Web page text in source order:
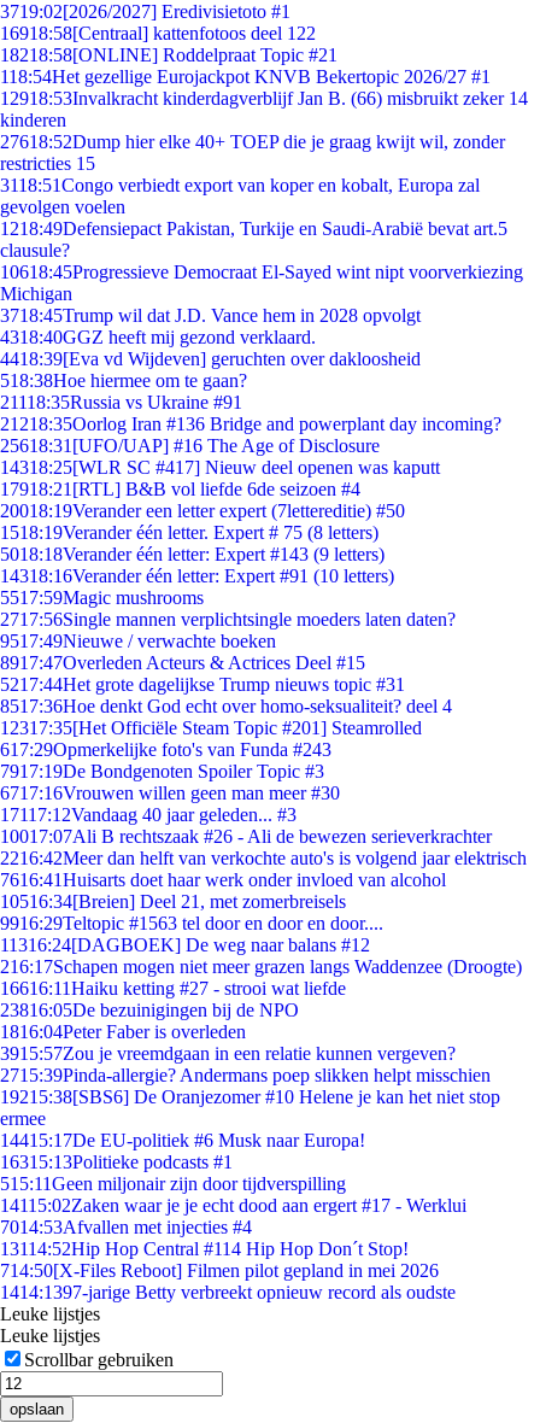
3719:02[2026/2027] Eredivisietoto #1
16918:58[Centraal] kattenfotoos deel 122
18218:58[ONLINE] Roddelpraat Topic #21
118:54Het gezellige Eurojackpot KNVB Bekertopic 2026/27 #1
12918:53Invalkracht kinderdagverblijf Jan B. (66) misbruikt zeker 14
kinderen
27618:52Dump hier elke 40+ TOEP die je graag kwijt wil, zonder
restricties 15
3118:51Congo verbiedt export van koper en kobalt, Europa zal
gevolgen voelen
1218:49Defensiepact Pakistan, Turkije en Saudi-Arabië bevat art.5
clausule?
10618:45Progressieve Democraat El-Sayed wint nipt voorverkiezing
Michigan
3718:45Trump wil dat J.D. Vance hem in 2028 opvolgt
4318:40GGZ heeft mij gezond verklaard.
4418:39[Eva vd Wijdeven] geruchten over dakloosheid
518:38Hoe hiermee om te gaan?
21118:35Russia vs Ukraine #91
21218:35Oorlog Iran #136 Bridge and powerplant day incoming?
25618:31 [UFO/UAP] #16 The Age of Disclosure
14318:25[WLR SC #417] Nieuw deel openen was kaputt
17918:21 [RTL] B&B vol liefde 6de seizoen #4
20018:19Verander een letter expert (7lettereditie) #50
1518:19Verander één letter. Expert # 75 (8 letters)
5018:18Verander één letter: Expert #143 (9 letters)
14318:16Verander één letter: Expert #91 (10 letters)
5517:59Magic mushrooms
2717:56Single mannen verplichtsingle moeders laten daten?
9517:49Nieuwe / verwachte boeken
8917:47Overleden Acteurs & Actrices Deel #15
5217:44Het grote dagelijkse Trump nieuws topic #31
8517:36Hoe denkt God echt over homo-seksualiteit? deel 4
12317:35[Het Officiële Steam Topic #201] Steamrolled
617:29Opmerkelijke foto's van Funda #243
7917:19De Bondgenoten Spoiler Topic #3
6717:16Vrouwen willen geen man meer #30
17117:12Vandaag 40 jaar geleden... #3
10017:07Ali B rechtszaak #26 - Ali de bewezen serieverkrachter
2216:42Meer dan helft van verkochte auto's is volgend jaar elektrisch
7616:41Huisarts doet haar werk onder invloed van alcohol
10516:34[Breien] Deel 21, met zomerbreisels
9916:29Teltopic #1563 tel door en door en door....
11316:24[DAGBOEK] De weg naar balans #12
216:17Schapen mogen niet meer grazen langs Waddenzee (Droogte)
16616:11Haiku ketting #27 - strooi wat liefde
23816:05De bezuinigingen bij de NPO
1816:04Peter Faber is overleden
3915:57Zou je vreemdgaan in een relatie kunnen vergeven?
2715:39Pinda-allergie? Andermans poep slikken helpt misschien
19215:38[SBS6] De Oranjezomer #10 Helene je kan het niet stop
ermee
14415:17De EU-politiek #6 Musk naar Europa!
16315:13Politieke podcasts #1
515:11Geen miljonair zijn door tijdverspilling
14115:02Zaken waar je je echt dood aan ergert #17 - Werklui
7014:53Afvallen met injecties #4
13114:52Hip Hop Central #114 Hip Hop Don´t Stop!
714:50[X-Files Reboot] Filmen pilot gepland in mei 2026
1414:1397-jarige Betty verbreekt opnieuw record als oudste
Leuke lijstjes
Leuke lijstjes
Scrollbar gebruiken
opslaan